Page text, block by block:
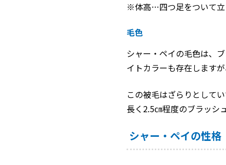
※体高…四つ足をついて立
毛色
シャー・ペイの毛色は、
イトカラーも存在します
この被毛はざらりとして
長く2.5㎝程度のブラッシ
シャー・ペイの性格